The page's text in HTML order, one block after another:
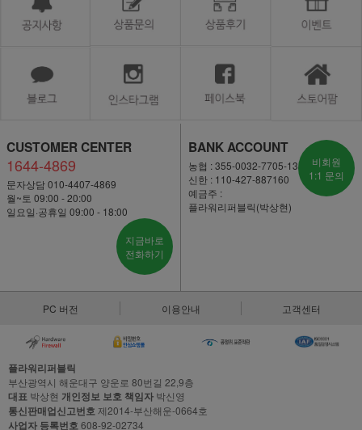
CUSTOMER CENTER
1644-4869
문자상담 010-4407-4869
월~토 09:00 - 20:00
일요일·공휴일 09:00 - 18:00
지금바로
전화하기
BANK ACCOUNT
농협 : 355-0032-7705-13
신한 : 110-427-887160
예금주 :
플라워리퍼블릭(박상현)
비회원
1:1 문의
PC 버전 이용안내 고객센터
플라워리퍼블릭
부산광역시 해운대구 양운로 80번길 22,9층
대표 박상현 개인정보 보호 책임자 박신영
통신판매업신고번호 제2014-부산해운-0664호
사업자 등록번호 608-92-02734